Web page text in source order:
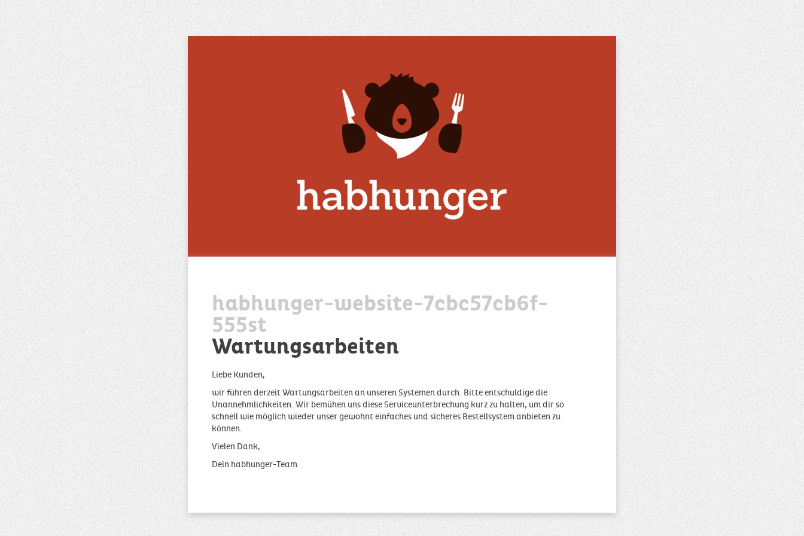
habhunger-website-7cbc57cb6f-
555st
Wartungsarbeiten
Liebe Kunden,
wir führen derzeit Wartungsarbeiten an unseren Systemen durch. Bitte entschuldige die
Unannehmlichkeiten. Wir bemühen uns diese Serviceunterbrechung kurz zu halten, um dir so
schnell wie möglich wieder unser gewohnt einfaches und sicheres Bestellsystem anbieten zu
können.
Vielen Dank,
Dein habhunger-Team